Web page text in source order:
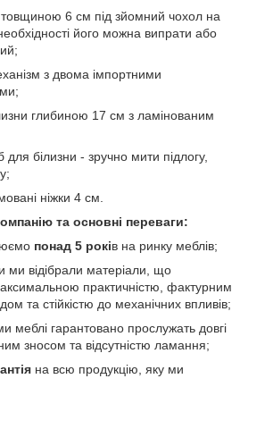
6 см під зйомний чохол на
його можна випрати або
з двома імпортними
глибиною 17 см з ламінованим
для білизни - зручно мити підлогу,
ніжки 4 см.
та основні переваги:
понад 5 років на ринку меблів;
ми відібрали матеріали, що
практичністю, фактурним
та стійкістю до механічних впливів;
меблі гарантовано прослужать довгі
зносом та відсутністю ламання;
на всю продукцію, яку ми